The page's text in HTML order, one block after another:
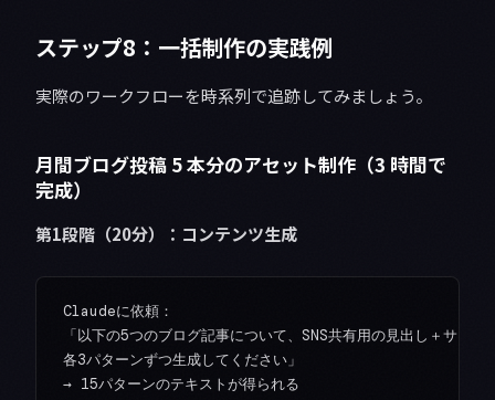
ステップ8：一括制作の実践例
実際のワークフローを時系列で追跡してみましょう。
月間ブログ投稿 5 本分のアセット制作（3 時間で
完成）
第1段階（20分）：コンテンツ生成
Claudeに依頼：
「以下の5つのブログ記事について、SNS共有用の見出し＋サブテ
各3パターンずつ生成してください」